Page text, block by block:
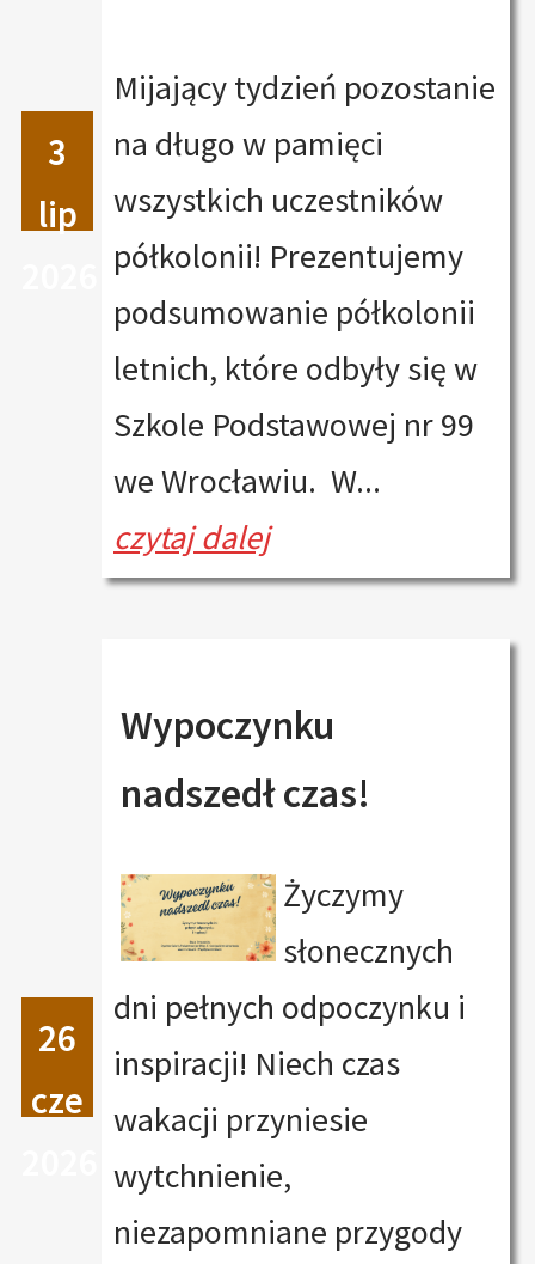
3
lip
Mijający tydzień pozostanie
na długo w pamięci
wszystkich uczestników
półkolonii! Prezentujemy
podsumowanie półkolonii
letnich, które odbyły się w
Szkole Podstawowej nr 99
we Wrocławiu. W...
czytaj dalej
26
cze
Wypoczynku
nadszedł czas!
Życzymy
słonecznych
dni pełnych odpoczynku i
inspiracji! Niech czas
wakacji przyniesie
wytchnienie,
niezapomniane przygody